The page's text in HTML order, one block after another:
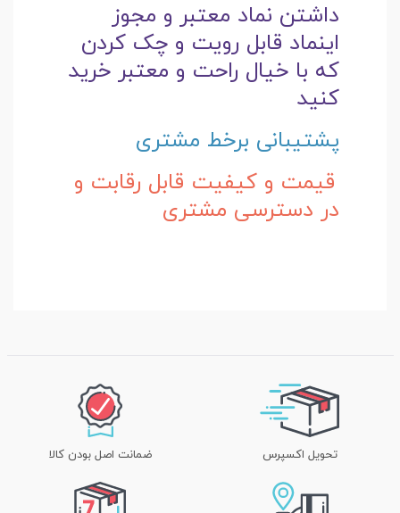
داشتن نماد معتبر و مجوز
اینماد قابل رویت و چک کردن
که با خیال راحت و معتبر خرید
کنید
پشتیبانی برخط مشتری
قیمت و کیفیت قابل رقابت و
در دسترسی مشتری
تحویل اکسپرس ضمانت اصل بودن کالا